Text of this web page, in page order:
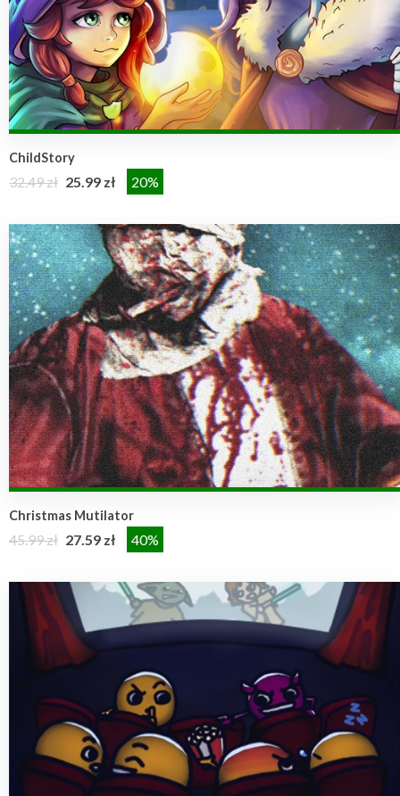
ChildStory
32.49 zł 25.99 zł 20%
Christmas Mutilator
45.99 zł 27.59 zł 40%